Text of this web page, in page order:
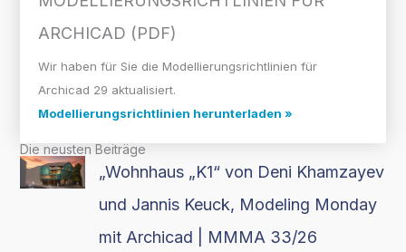
ARCHICAD (PDF)
Wir haben für Sie die Modellierungsrichtlinien für
Archicad 29 aktualisiert.
Modellierungsrichtlinien herunterladen »
Die neusten Beiträge
„Wohnhaus „K1“ von Deni Khamzayev
und Jannis Keuck, Modeling Monday
mit Archicad | MMMA 33/26